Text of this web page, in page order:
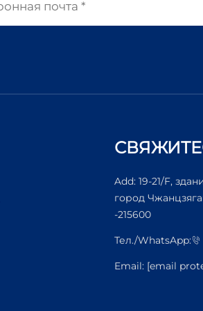
Add: 19-21/F,
город
-215600
Тел./WhatsApp:
Email: [email